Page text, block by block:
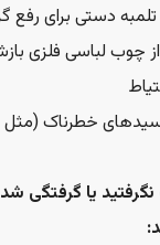
تلمبه دستی برای رفع
چوب لباسی فلزی
خطرناک
یا گرفتگی